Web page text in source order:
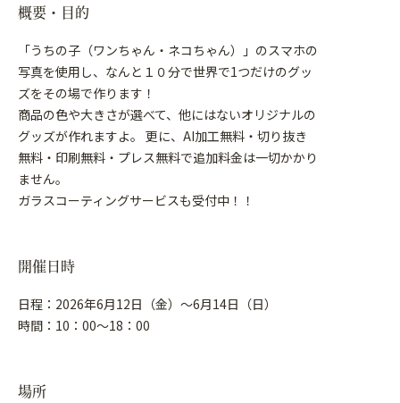
概要・目的
「うちの子（ワンちゃん・ネコちゃん）」のスマホの
写真を使用し、なんと１０分で世界で1つだけのグッ
ズをその場で作ります！
商品の色や大きさが選べて、他にはないオリジナルの
グッズが作れますよ。 更に、AI加工無料・切り抜き
無料・印刷無料・プレス無料で追加料金は一切かかり
ません。
ガラスコーティングサービスも受付中！！
開催日時
日程：2026年6月12日（金）～6月14日（日）
時間：10：00～18：00
場所